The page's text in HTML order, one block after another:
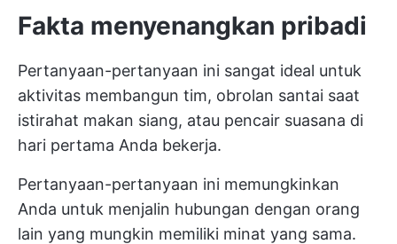
Fakta menyenangkan pribadi
Pertanyaan-pertanyaan ini sangat ideal untuk
aktivitas membangun tim, obrolan santai saat
istirahat makan siang, atau pencair suasana di
hari pertama Anda bekerja.
Pertanyaan-pertanyaan ini memungkinkan
Anda untuk menjalin hubungan dengan orang
lain yang mungkin memiliki minat yang sama.